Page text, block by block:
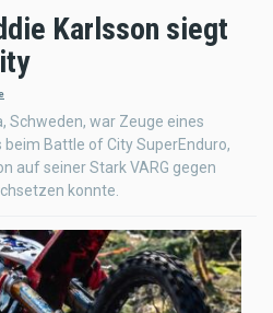
Karlsson siegt
Schweden, war Zeuge eines
Battle of City SuperEnduro,
auf seiner Stark VARG gegen
konnte.